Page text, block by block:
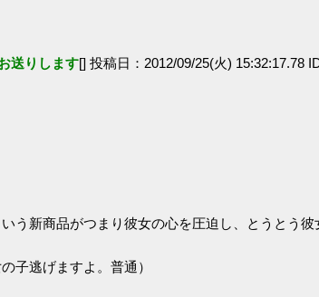
送りします[] 投稿日：2012/09/25(火) 15:32:17.78
う新商品がつまり彼女の心を圧迫し、とうとう彼
子逃げますよ。普通）